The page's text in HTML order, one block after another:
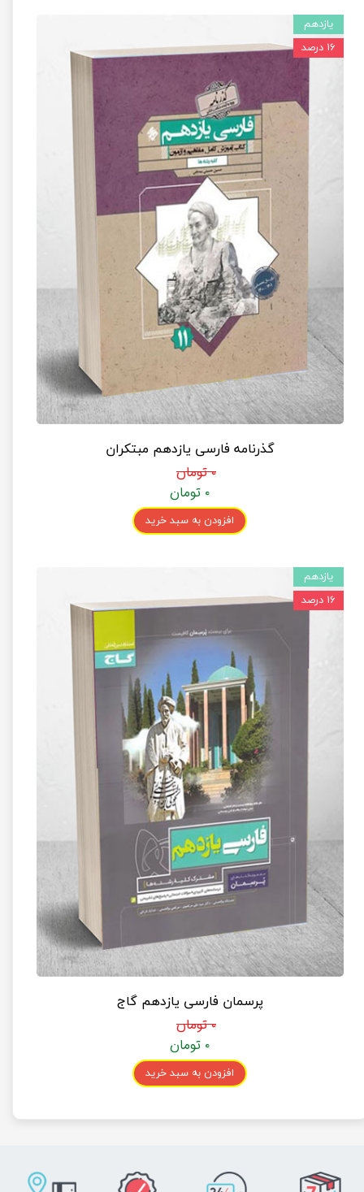
گذرنامه فارسی یازدهم مبتکران
۰ تومان
۰ تومان
افزودن به سبد خرید
یازدهم
۱۶ درصد
پرسمان فارسی یازدهم گاج
۰ تومان
۰ تومان
افزودن به سبد خرید
یازدهم
۱۶ درصد